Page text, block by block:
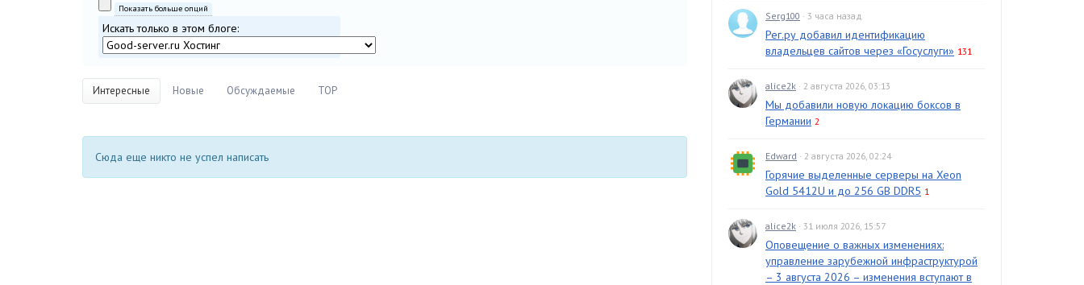
Показать больше опций
Искать только в этом блоге:
Интересные Новые Обсуждаемые TOP
Сюда еще никто не успел написать
Serg100 · 3 часа назад
Рег.ру добавил идентификацию
владельцев сайтов через «Госуслуги» 131
alice2k · 2 августа 2026, 03:13
Мы добавили новую локацию боксов в
Германии 2
Edward · 2 августа 2026, 02:24
Горячие выделенные серверы на Xeon
Gold 5412U и до 256 GB DDR5 1
alice2k · 31 июля 2026, 15:57
Оповещение о важных изменениях:
управление зарубежной инфраструктурой
– 3 августа 2026 – изменения вступают в